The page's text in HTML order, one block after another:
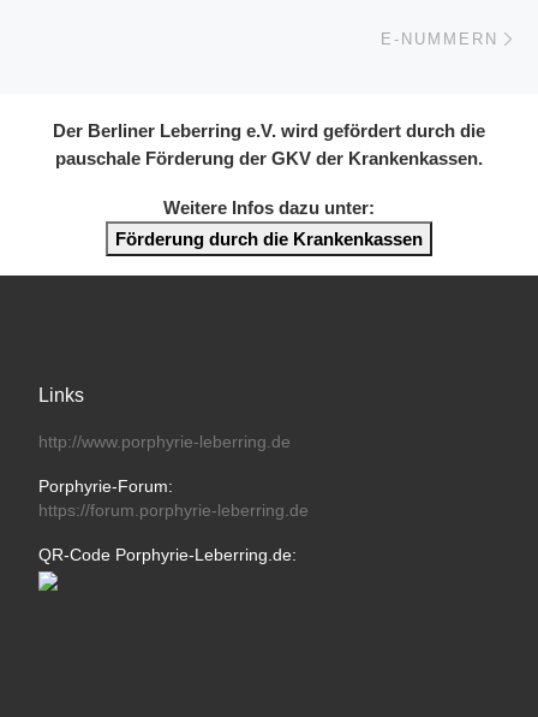
E-NUMMERN
Der Berliner Leberring e.V. wird gefördert durch die
pauschale Förderung der GKV der Krankenkassen.
Weitere Infos dazu unter:
Förderung durch die Krankenkassen
Links
http://www.porphyrie-leberring.de
Porphyrie-Forum:
https://forum.porphyrie-leberring.de
QR-Code Porphyrie-Leberring.de: